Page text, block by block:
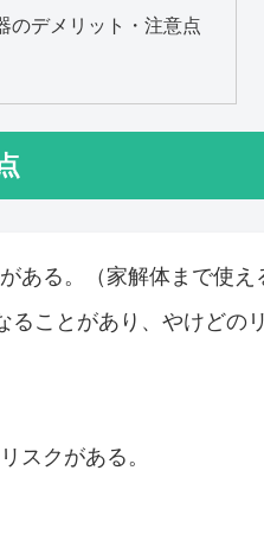
のデメリット・注意点
ある。（家解体まで使え
ことがあり、やけどのリ
スクがある。